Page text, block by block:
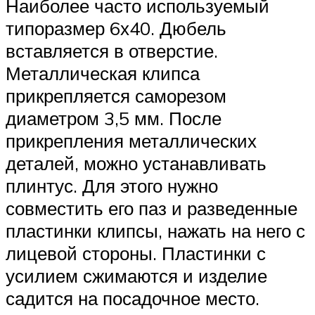
Наиболее часто используемый
типоразмер 6х40. Дюбель
вставляется в отверстие.
Металлическая клипса
прикрепляется саморезом
диаметром 3,5 мм. После
прикрепления металлических
деталей, можно устанавливать
плинтус. Для этого нужно
совместить его паз и разведенные
пластинки клипсы, нажать на него с
лицевой стороны. Пластинки с
усилием сжимаются и изделие
садится на посадочное место.